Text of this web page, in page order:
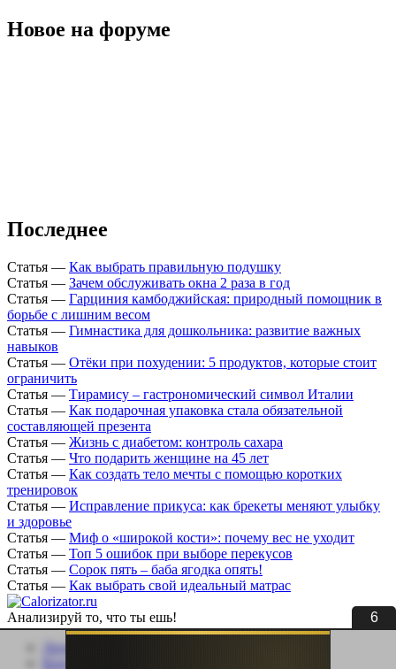
5
Новое на форуме
Последнее
Статья — Как выбрать правильную подушку
Статья — Зачем обслуживать окна 2 раза в год
Статья — Гарциния камбоджийская: природный помощник в
борьбе с лишним весом
Статья — Гимнастика для дошкольника: развитие важных
навыков
Статья — Отёки при похудении: 5 продуктов, которые стоит
ограничить
Статья — Тирамису – гастрономический символ Италии
Статья — Как подарочная упаковка стала обязательной
составляющей презента
Статья — Жизнь с диабетом: контроль сахара
Статья — Что подарить женщине на 45 лет
Статья — Как создать тело мечты с помощью коротких
тренировок
Статья — Исправление прикуса: как брекеты меняют улыбку
и здоровье
Статья — Миф о «широкой кости»: почему вес не уходит
Статья — Топ 5 ошибок при выборе перекусов
Статья — Сорок пять – баба ягодка опять!
Статья — Как выбрать свой идеальный матрас
Анализируй то, что ты ешь!
Личный кабинет